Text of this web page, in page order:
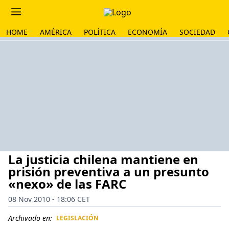
HOME AMÉRICA POLÍTICA ECONOMÍA SOCIEDAD
La justicia chilena mantiene en
prisión preventiva a un presunto
«nexo» de las FARC
08 Nov 2010 - 18:06 CET
Archivado en: LEGISLACIÓN